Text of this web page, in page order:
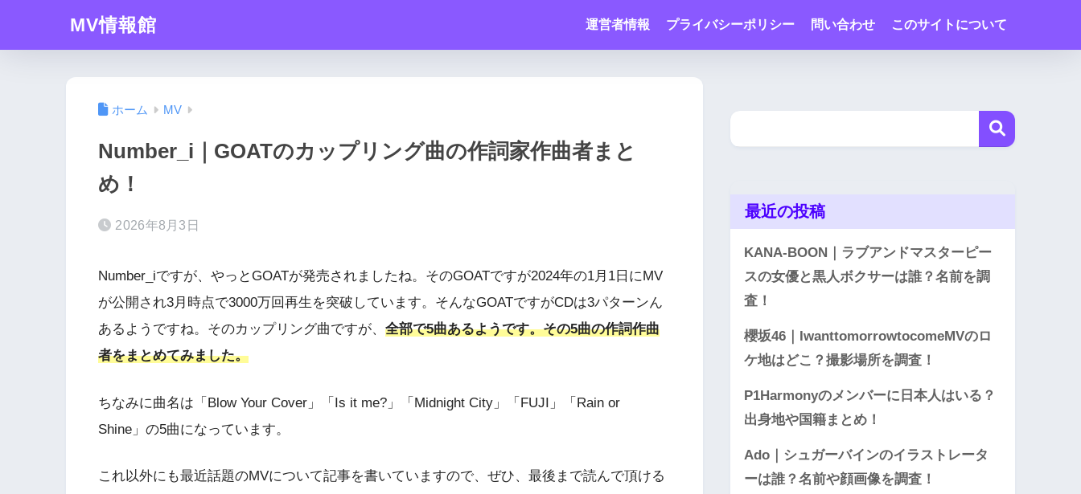
MV情報館 運営者情報 プライバシーポリシー 問い合わせ このサイトについて
ホーム MV
Number_i｜GOATのカップリング曲の作詞家作曲者まと
め！
2026年8月3日
Number_iですが、やっとGOATが発売されましたね。そのGOATですが2024年の1月1日にMV
が公開され3月時点で3000万回再生を突破しています。そんなGOATですがCDは3パターンん
あるようですね。そのカップリング曲ですが、 全部で5曲あるようです。その5曲の作詞作曲
者をまとめてみました。
ちなみに曲名は「Blow Your Cover」「Is it me?」「Midnight City」「FUJI」「Rain or
Shine」の5曲になっています。
これ以外にも最近話題のMVについて記事を書いていますので、ぜひ、最後まで読んで頂ける
最近の投稿
KANA-BOON｜ラブアンドマスターピー
スの女優と黒人ボクサーは誰？名前を調
査！
櫻坂46｜IwanttomorrowtocomeMVのロ
ケ地はどこ？撮影場所を調査！
P1Harmonyのメンバーに日本人はいる？
出身地や国籍まとめ！
Ado｜シュガーバインのイラストレータ
ーは誰？名前や顔画像を調査！